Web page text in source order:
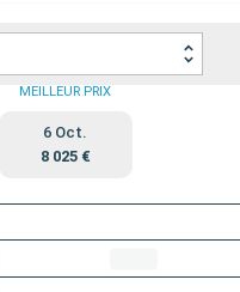
MEILLEUR PRIX
6 Oct.
8 025 €